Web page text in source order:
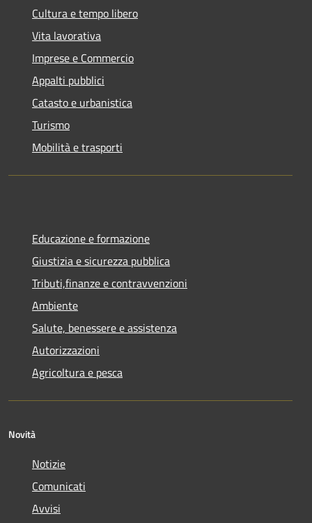
Cultura e tempo libero
Vita lavorativa
Imprese e Commercio
Appalti pubblici
Catasto e urbanistica
Turismo
Mobilità e trasporti
Educazione e formazione
Giustizia e sicurezza pubblica
Tributi,finanze e contravvenzioni
Ambiente
Salute, benessere e assistenza
Autorizzazioni
Agricoltura e pesca
Novità
Notizie
Comunicati
Avvisi